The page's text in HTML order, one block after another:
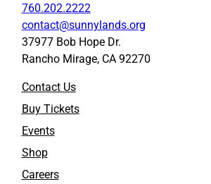
760.202.2222
contact@sunnylands.org
37977 Bob Hope Dr.
Rancho Mirage, CA 92270
Contact Us
Buy Tickets
Events
Shop
Careers